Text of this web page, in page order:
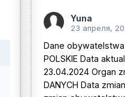
Yuna
23 апреля,
Dane
POLSKIE Data
23.04.2024 Organ
DANYCH Data